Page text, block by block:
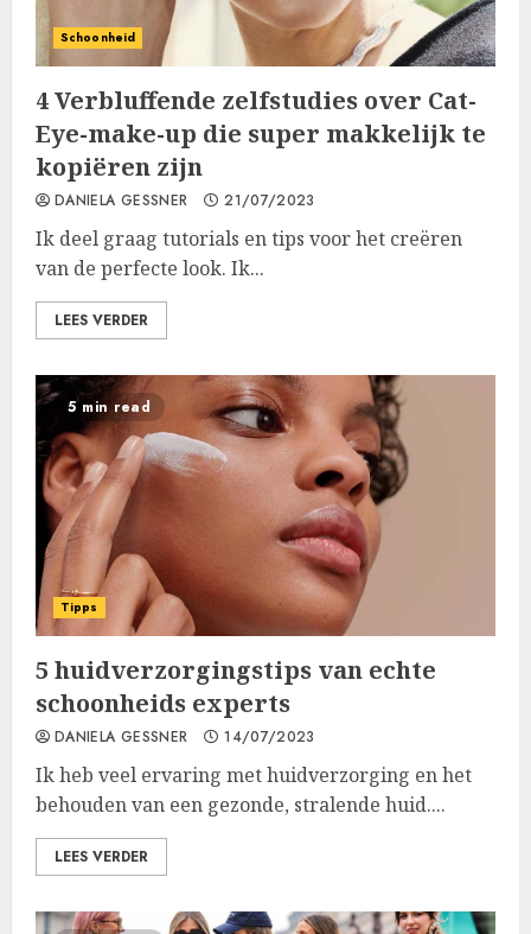
Schoonheid
4 Verbluffende zelfstudies over Cat-
Eye-make-up die super makkelijk te
kopiëren zijn
DANIELA GESSNER 21/07/2023
Ik deel graag tutorials en tips voor het creëren
van de perfecte look. Ik...
LEES VERDER
5 min read
Tipps
5 huidverzorgingstips van echte
schoonheids experts
DANIELA GESSNER 14/07/2023
Ik heb veel ervaring met huidverzorging en het
behouden van een gezonde, stralende huid....
LEES VERDER